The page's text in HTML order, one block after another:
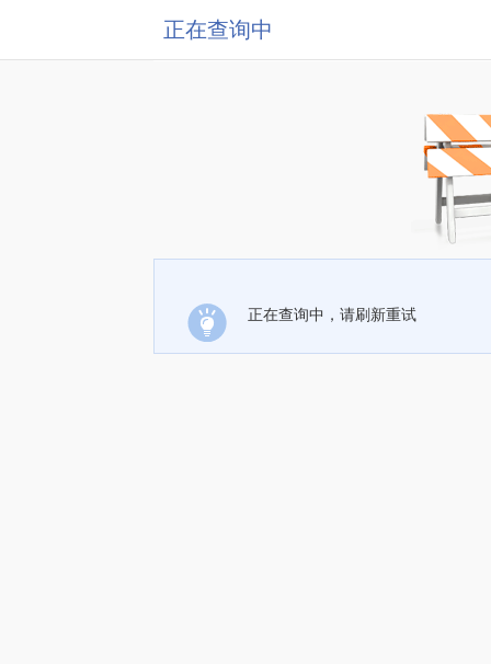
正在查询中
正在查询中，请刷新重试